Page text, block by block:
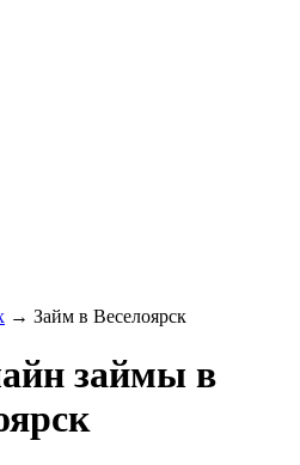
→ Займ в Веселоярск
займы в